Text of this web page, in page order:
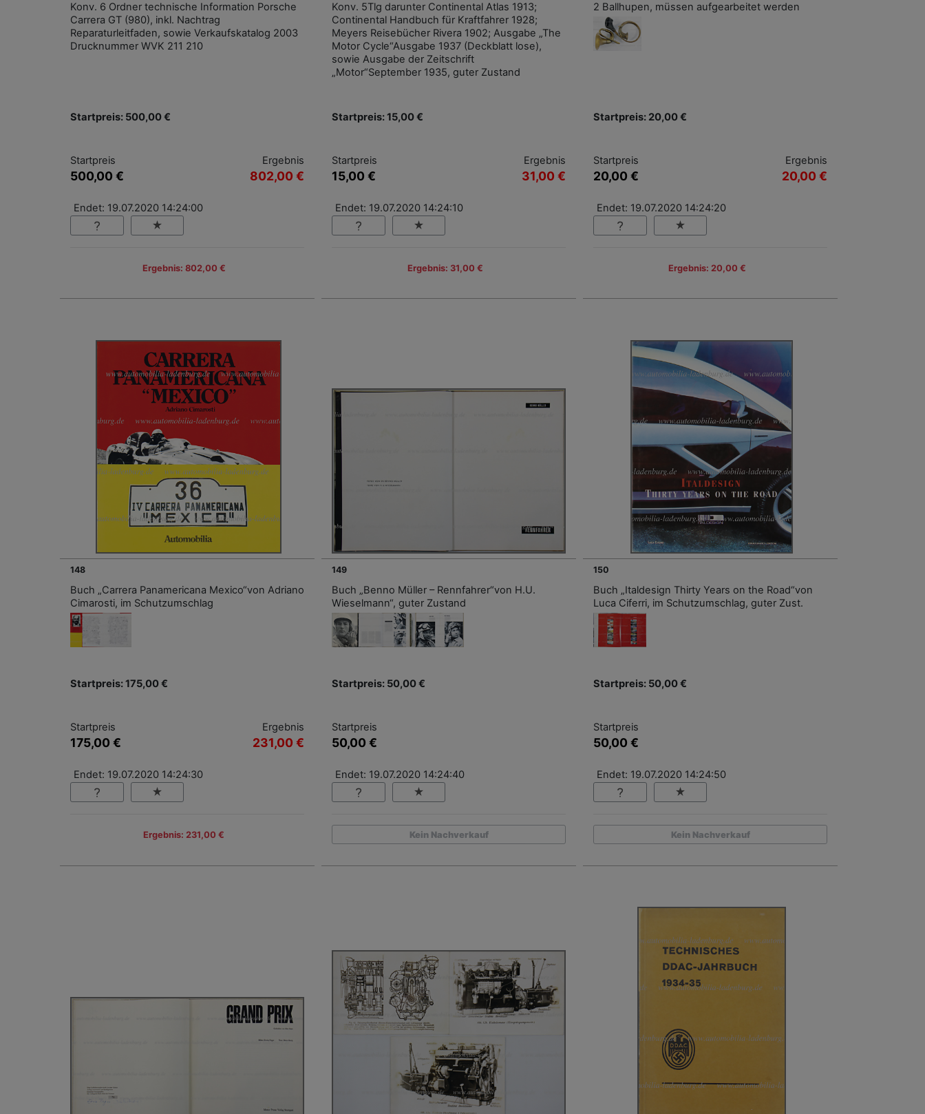
Konv. 6 Ordner technische Information Porsche
Carrera GT (980), inkl. Nachtrag
Reparaturleitfaden, sowie Verkaufskatalog 2003
Drucknummer WVK 211 210
Startpreis: 500,00 €
Startpreis
500,00 €
Ergebnis
802,00 €
Endet: 19.07.2020 14:24:00
Ergebnis: 802,00 €
Konv. 5Tlg darunter Continental Atlas 1913;
Continental Handbuch für Kraftfahrer 1928;
Meyers Reisebücher Rivera 1902; Ausgabe „The
Motor Cycle“Ausgabe 1937 (Deckblatt lose),
sowie Ausgabe der Zeitschrift
„Motor“September 1935, guter Zustand
Startpreis: 15,00 €
Startpreis
15,00 €
Ergebnis
31,00 €
Endet: 19.07.2020 14:24:10
Ergebnis: 31,00 €
2 Ballhupen, müssen aufgearbeitet werden
Startpreis: 20,00 €
Startpreis
20,00 €
Ergebnis
20,00 €
Endet: 19.07.2020 14:24:20
Ergebnis: 20,00 €
148
Buch „Carrera Panamericana Mexico“von Adriano
Cimarosti, im Schutzumschlag
Startpreis: 175,00 €
Startpreis
175,00 €
Ergebnis
231,00 €
Endet: 19.07.2020 14:24:30
Ergebnis: 231,00 €
149
Buch „Benno Müller – Rennfahrer“von H.U.
Wieselmann“, guter Zustand
Startpreis: 50,00 €
Startpreis
50,00 €
Endet: 19.07.2020 14:24:40
Kein Nachverkauf
150
Buch „Italdesign Thirty Years on the Road“von
Luca Ciferri, im Schutzumschlag, guter Zust.
Startpreis: 50,00 €
Startpreis
50,00 €
Endet: 19.07.2020 14:24:50
Kein Nachverkauf